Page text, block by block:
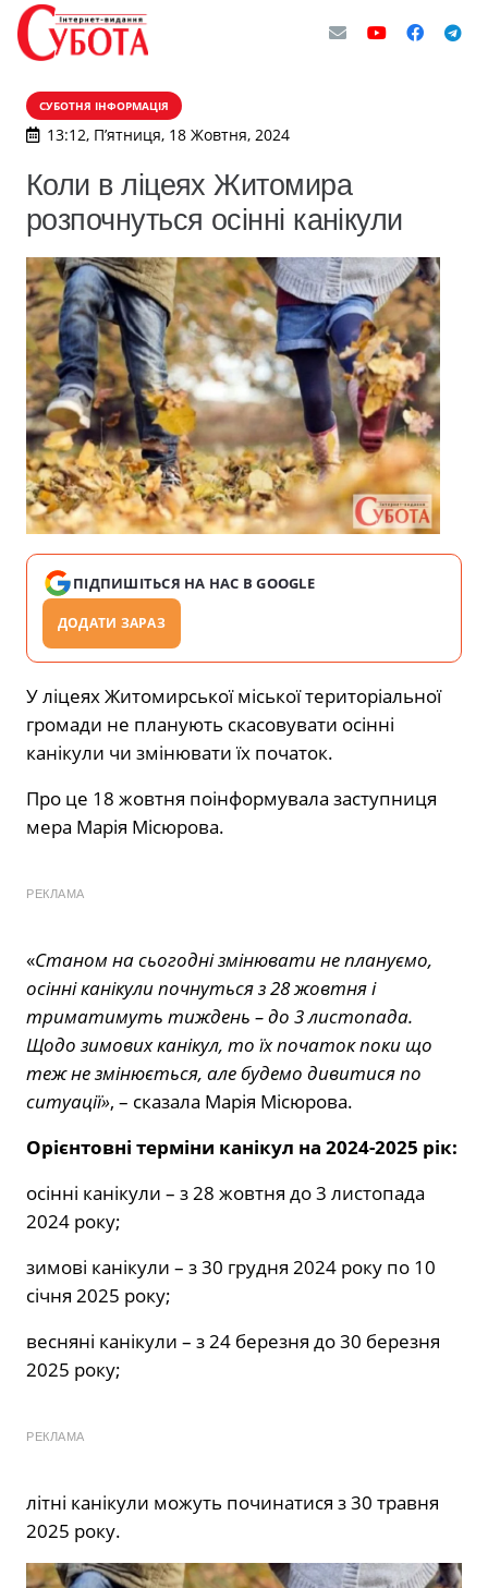
СУБОТНЯ ІНФОРМАЦІЯ
13:12, П’ятниця, 18 Жовтня, 2024
Коли в ліцеях Житомира
розпочнуться осінні канікули
ПІДПИШІТЬСЯ НА НАС В GOOGLE
ДОДАТИ ЗАРАЗ
У ліцеях Житомирської міської територіальної
громади не планують скасовувати осінні
канікули чи змінювати їх початок.
Про це 18 жовтня поінформувала заступниця
мера Марія Місюрова.
РЕКЛАМА
«Станом на сьогодні змінювати не плануємо,
осінні канікули почнуться з 28 жовтня і
триматимуть тиждень – до 3 листопада.
Щодо зимових канікул, то їх початок поки що
теж не змінюється, але будемо дивитися по
ситуації», – сказала Марія Місюрова.
Орієнтовні терміни канікул на 2024-2025 рік:
осінні канікули – з 28 жовтня до 3 листопада
2024 року;
зимові канікули – з 30 грудня 2024 року по 10
січня 2025 року;
весняні канікули – з 24 березня до 30 березня
2025 року;
РЕКЛАМА
літні канікули можуть починатися з 30 травня
2025 року.